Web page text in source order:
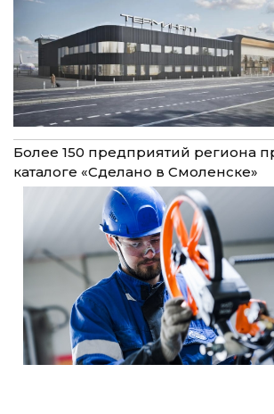
Более 150 предприятий региона
каталоге «Сделано в Смоленске»